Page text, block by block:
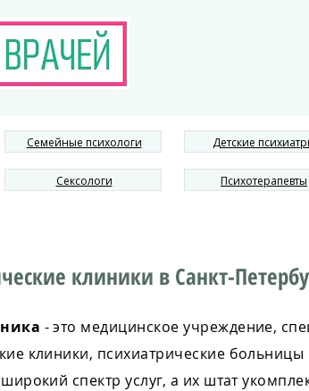
Семейные психологи
Сексологи
Детские
Психотерапевты
клиники в Санкт-
- это медицинское учреждение,
клиники, психиатрические
спектр услуг, а их штат